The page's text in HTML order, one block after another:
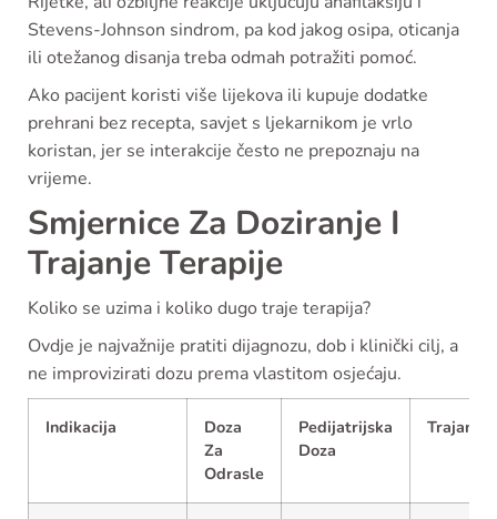
Stevens-Johnson sindrom, pa kod jakog osipa, oticanja
ili otežanog disanja treba odmah potražiti pomoć.
Ako pacijent koristi više lijekova ili kupuje dodatke
prehrani bez recepta, savjet s ljekarnikom je vrlo
koristan, jer se interakcije često ne prepoznaju na
vrijeme.
Smjernice Za Doziranje I
Trajanje Terapije
Koliko se uzima i koliko dugo traje terapija?
Ovdje je najvažnije pratiti dijagnozu, dob i klinički cilj, a
ne improvizirati dozu prema vlastitom osjećaju.
Indikacija
Doza
Za
Odrasle
Pedijatrijska
Doza
Trajanje